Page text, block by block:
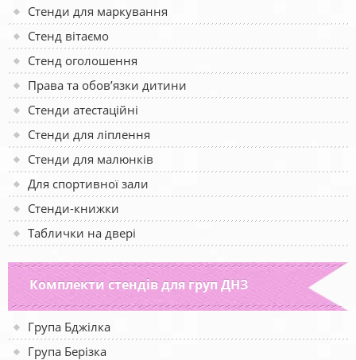
Стенди для маркування
Стенд вітаємо
Стенд оголошення
Права та обов’язки дитини
Стенди атестаційні
Стенди для ліплення
Стенди для малюнків
Для спортивної зали
Стенди-книжки
Таблички на двері
Комплекти стендів для груп ДНЗ
Група Бджілка
Група Берізка